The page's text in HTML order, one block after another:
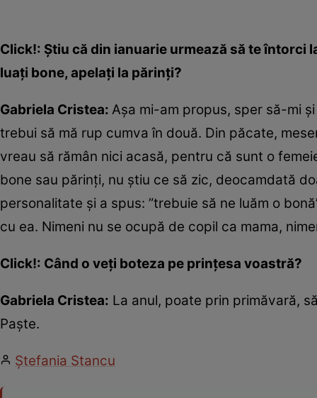
Click!: Știu că din ianuarie urmează să te întorci
luați bone, apelați la părinți?
Gabriela Cristea: Așa mi-am propus, sper să-mi
trebui să mă rup cumva în două. Din păcate,
vreau să rămân nici acasă, pentru că sunt o
bone sau părinți, nu știu ce să zic, deocamdată
personalitate și a spus: ”trebuie să ne luăm o
cu ea. Nimeni nu se ocupă de copil ca mama,
Click!: Când o veți boteza pe prințesa voastră?
Gabriela Cristea: La anul, poate prin primăvară,
Paște.
Ștefania Stancu